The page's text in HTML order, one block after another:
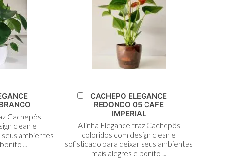
Cachepôs
clean e
ambientes
...
Adicionar
CACHEPO ELEGANCE
REDONDO 05 CAFE
IMPERIAL
A linha Elegance traz Cachepôs
coloridos com design clean e
sofisticado para deixar seus ambientes
mais alegres e bonito ...